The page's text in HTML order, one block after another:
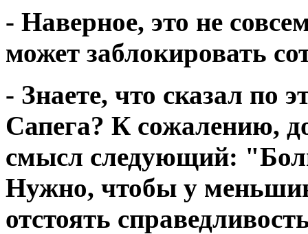
- Наверное, это не
может заблокировать
- Знаете, что сказал по
Сапега? К сожалению,
смысл следующий:
Нужно, чтобы у
отстоять